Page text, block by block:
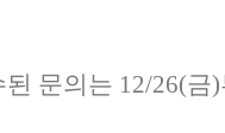
문의는 12/26(